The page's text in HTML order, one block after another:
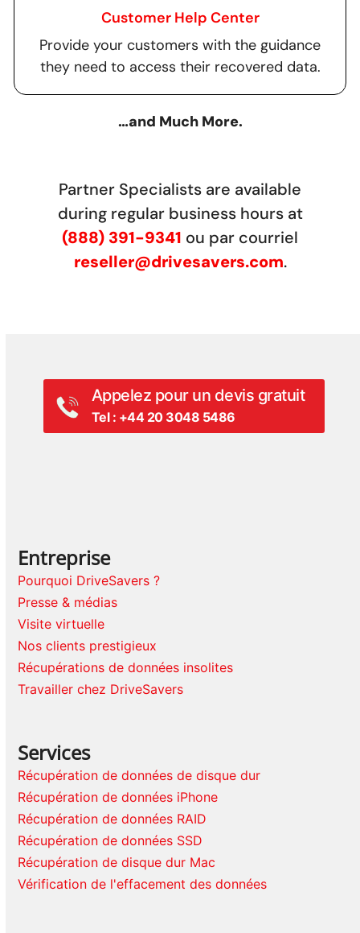
Customer Help Center
Provide your customers with the guidance
they need to access their recovered data.
…and Much More.
Partner Specialists are available
during regular business hours at
(888) 391-9341 ou par courriel
reseller@drivesavers.com.
Appelez pour un devis gratuit
Tel : +44 20 3048 5486
Entreprise
Pourquoi DriveSavers ?
Presse & médias
Visite virtuelle
Nos clients prestigieux
Récupérations de données insolites
Travailler chez DriveSavers
Services
Récupération de données de disque dur
Récupération de données iPhone
Récupération de données RAID
Récupération de données SSD
Récupération de disque dur Mac
Vérification de l'effacement des données